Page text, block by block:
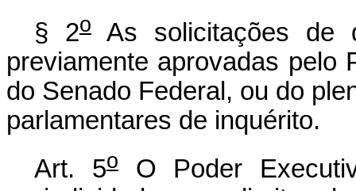
§ 2oAs solicitações de
previamente aprovadas pelo
do Senado Federal, ou do
parlamentares de inquérito.
Art. 5o
O Poder